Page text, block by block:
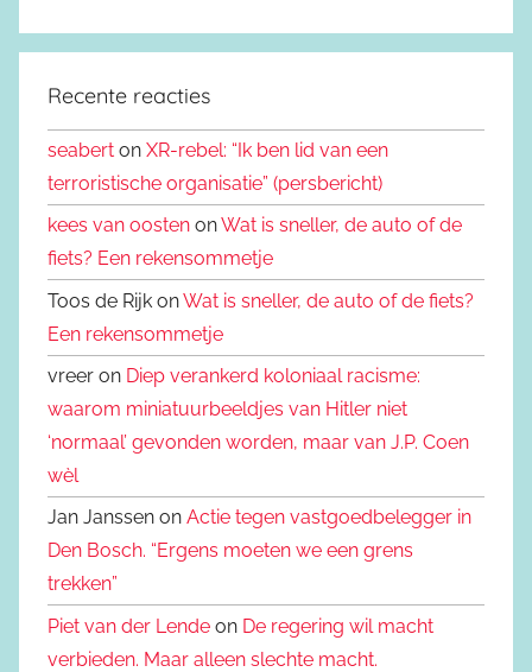
Recente reacties
seabert on XR-rebel: “Ik ben lid van een
terroristische organisatie” (persbericht)
kees van oosten onWat is sneller, de auto of de
fiets? Een rekensommetje
Toos de Rijk onWat is sneller, de auto of de fiets?
Een rekensommetje
vreer on Diep verankerd koloniaal racisme:
waarom miniatuurbeeldjes van Hitler niet
‘normaal’ gevonden worden, maar van J.P. Coen
wèl
Jan Janssen on Actie tegen vastgoedbelegger in
Den Bosch. “Ergens moeten we een grens
trekken”
Piet van der Lende on De regering wil macht
verbieden. Maar alleen slechte macht.